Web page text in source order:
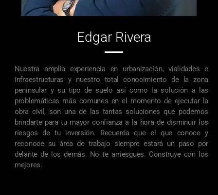
Edgar Rivera
Nuestra amplia experiencia en urbanización, vialidades e
infraestructuras y nuestro total conocimiento de la zona
peninsular y su tipo de suelo así como la solución a las
problemáticas más comunes en el momento de ejecutar la
obra civil, son una de las tantas soluciones que podemos
brindarte para tu mayor confianza a la hora de disminuir los
riesgos de tu inversión. Recuerda que el que conoce y
reconoce su área de trabajo siempre estará un paso por
delante de los demás. No te arriesgues. Construye con los
mejores.